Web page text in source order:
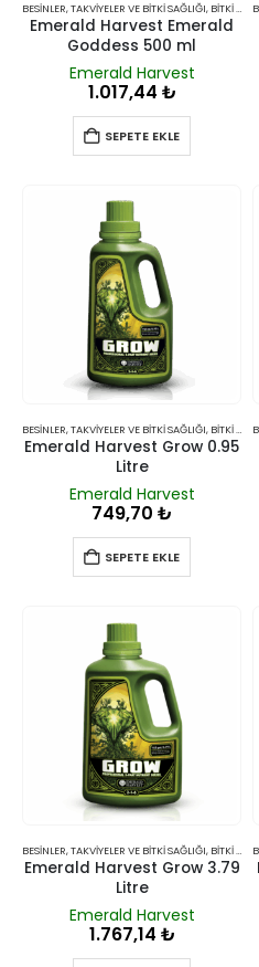
BESINLER, TAKVIYELER VE BITKI SAĞLIĞI, BITKI BESINLERI VE TAKVIYELERI
Emerald Harvest Emerald
Goddess 500 ml
Emerald Harvest
1.017,44 ₺
SEPETE EKLE
BESINLER, TAKVIYELER VE BITKI SAĞLIĞI, BITKI BESINLERI VE TAKVIYELERI
Emerald Harvest Grow 0.95
Litre
Emerald Harvest
749,70 ₺
SEPETE EKLE
BESINLER, TAKVIYELER VE BITKI SAĞLIĞI, BITKI BESINLERI VE TAKVIYELERI
Emerald Harvest Grow 3.79
Litre
Emerald Harvest
1.767,14 ₺